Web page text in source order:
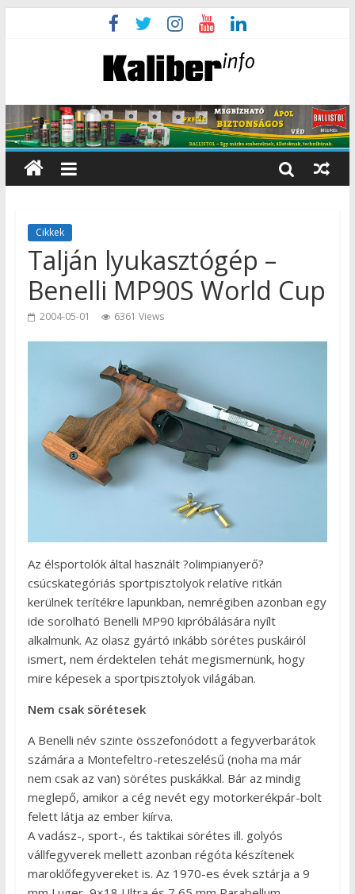
Cikkek
Talján lyukasztógép –
Benelli MP90S World Cup
2004-05-01 6361 Views
Az élsportolók által használt ?olimpianyerő?
csúcskategóriás sportpisztolyok relatíve ritkán
kerülnek terítékre lapunkban, nemrégiben azonban egy
ide sorolható Benelli MP90 kipróbálására nyílt
alkalmunk. Az olasz gyártó inkább sörétes puskáiról
ismert, nem érdektelen tehát megismernünk, hogy
mire képesek a sportpisztolyok világában.
Nem csak sörétesek
A Benelli név szinte összefonódott a fegyverbarátok
számára a Montefeltro-reteszelésű (noha ma már
nem csak az van) sörétes puskákkal. Bár az mindig
meglepő, amikor a cég nevét egy motorkerékpár-bolt
felett látja az ember kiírva.
A vadász-, sport-, és taktikai sörétes ill. golyós
vállfegyverek mellett azonban régóta készítenek
maroklőfegyvereket is. Az 1970-es évek sztárja a 9